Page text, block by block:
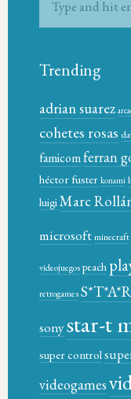
Trending
adrian suarez
cohetes rosas
famicomferran
héctor fuster konami
luigiMarc
microsoftminecraft
videojuegospeach
retrogamesS*T*A*R
sonystar-t
super control
videogames